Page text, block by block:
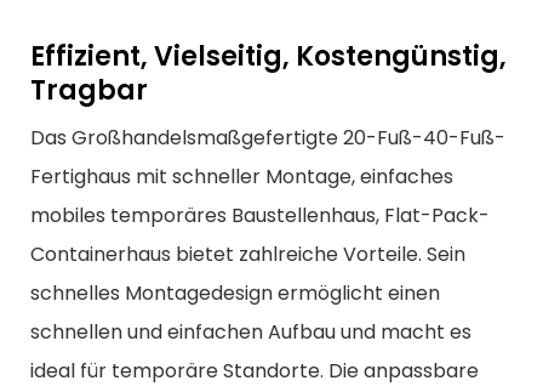
Effizient, Vielseitig, Kostengünstig,
Tragbar
Das Großhandelsmaßgefertigte 20-Fuß-40-Fuß-
Fertighaus mit schneller Montage, einfaches
mobiles temporäres Baustellenhaus, Flat-Pack-
Containerhaus bietet zahlreiche Vorteile. Sein
schnelles Montagedesign ermöglicht einen
schnellen und einfachen Aufbau und macht es
ideal für temporäre Standorte. Die anpassbare